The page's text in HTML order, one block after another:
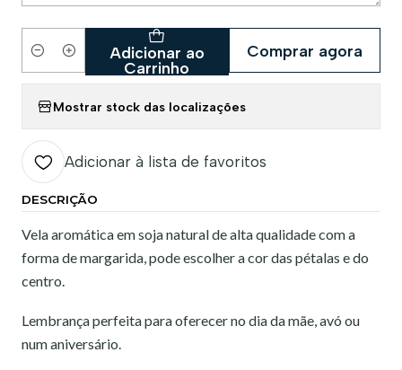
Quantidade
Adicionar ao
Carrinho
Comprar agora
Mostrar stock das localizações
Adicionar à lista de favoritos
DESCRIÇÃO
Vela aromática em soja natural de alta qualidade com a
forma de margarida, pode escolher a cor das pétalas e do
centro.
Lembrança perfeita para oferecer no dia da mãe, avó ou
num aniversário.